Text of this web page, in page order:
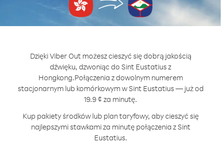
Dzięki Viber Out możesz cieszyć się dobrą jakością
dźwięku, dzwoniąc do Sint Eustatius z
Hongkong.Połączenia z dowolnym numerem
stacjonarnym lub komórkowym w Sint Eustatius — już od
19.9 ¢ za minutę.
Kup pakiety środków lub plan taryfowy, aby cieszyć się
najlepszymi stawkami za minutę połączenia z Sint
Eustatius.